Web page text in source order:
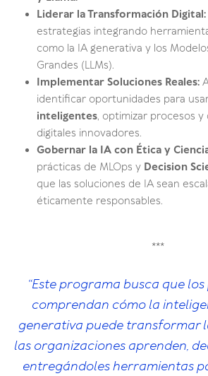
Liderar la Transformación Digital:
estrategias integrando
como la IA generativa y los
Grandes (LLMs).
Implementar Soluciones Reales:
identificar oportunidades para
inteligentes, optimizar procesos
digitales innovadores.
Gobernar la IA con Ética y
prácticas de MLOps y Decision
que las soluciones de IA sean
éticamente responsables.
***
“Este programa busca que
comprendan cómo la
generativa puede transformar
las organizaciones aprenden,
entregándoles herramientas